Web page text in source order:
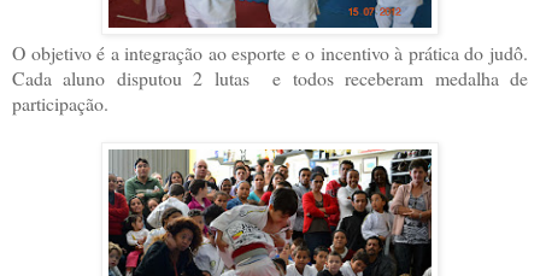
O objetivo é a integração ao esporte e o incentivo à prática do judô.
Cada aluno disputou 2 lutas e todos receberam medalha de
participação.